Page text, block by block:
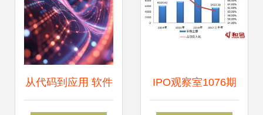
从代码到应用 软件 IPO观察室1076期